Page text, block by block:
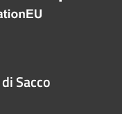
Sacco